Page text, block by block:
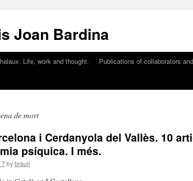
Joan Bardina
Life, work and thought.
Publications of collaborators
de mort
i Cerdanyola del Vallès. 10
psíquica. I més.
bybrauli